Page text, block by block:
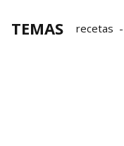
TEMAS recetas